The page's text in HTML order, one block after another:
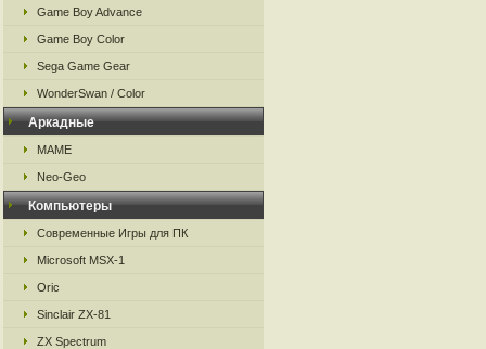
Game Boy Advance
Game Boy Color
Sega Game Gear
WonderSwan / Color
Аркадные
MAME
Neo-Geo
Компьютеры
Современные Игры для ПК
Microsoft MSX-1
Oric
Sinclair ZX-81
ZX Spectrum